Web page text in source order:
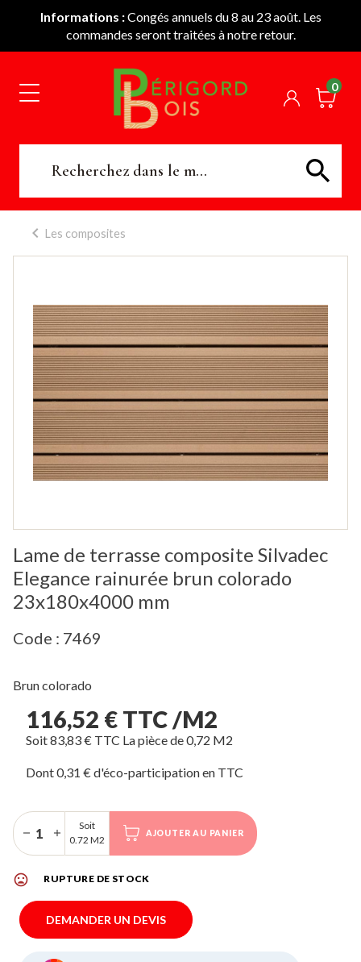
Informations :Congés annuels du 8 au 23 août. Les
commandes seront traitées à notre retour.
0
Les composites
Lame de terrasse composite Silvadec
Elegance rainurée brun colorado
23x180x4000 mm
Code : 7469
Brun colorado
116,52 € TTC /M2
Soit 83,83 € TTC La pièce de 0,72 M2
Dont 0,31 € d'éco-participation
Soit
0.72 M2
AJOUTER AU PANIER
mood_bad RUPTURE DE STOCK
DEMANDER UN DEVIS